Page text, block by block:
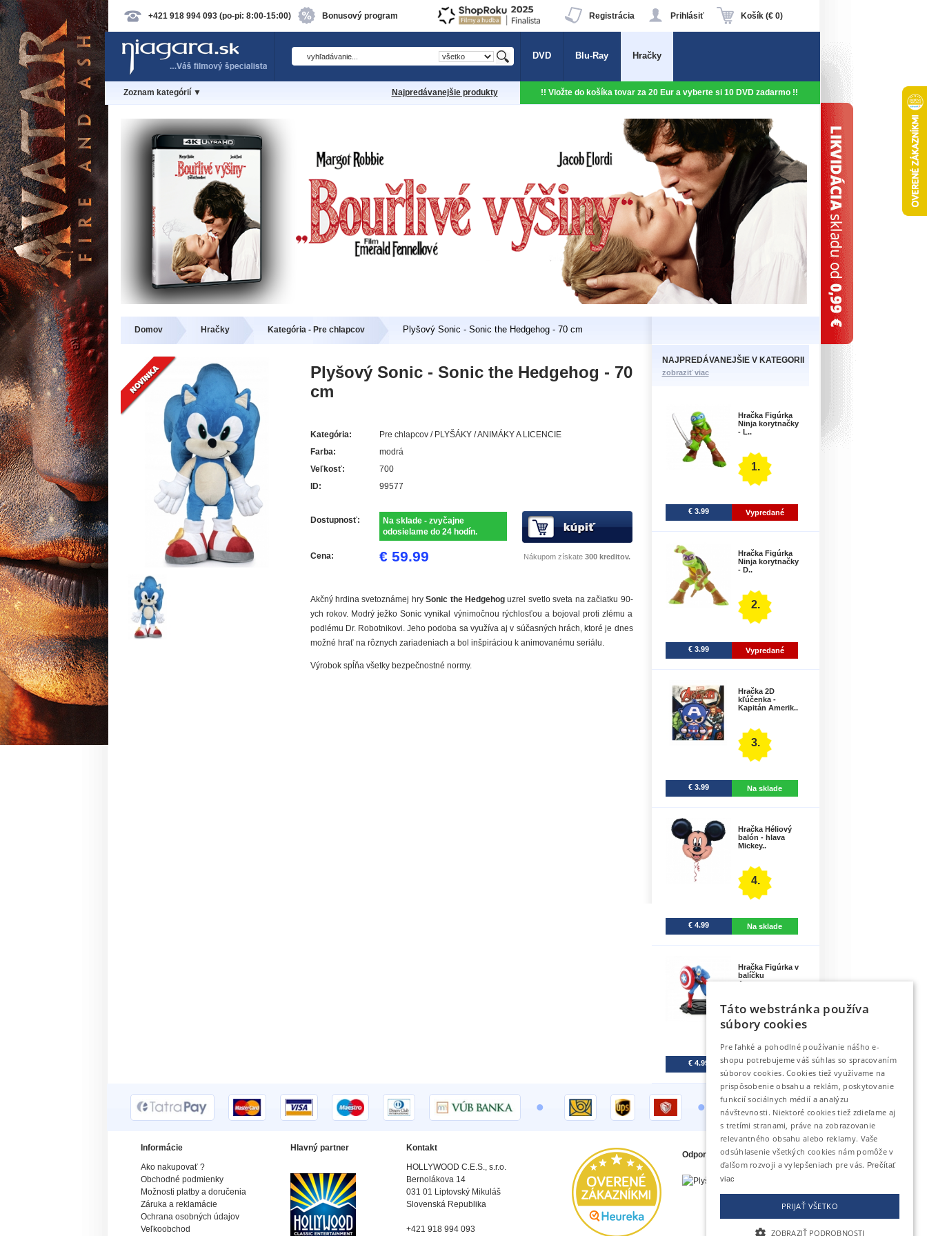
+421 918 994 093 (po-pi: 8:00-15:00) Bonusový program Košík (€ 0)
Prihlásiť
Registrácia
DVD Blu-Ray Hračky
Zoznam kategórií ▼ Najpredávanejšie produkty !! Vložte do košíka tovar za 20 Eur a vyberte si 10 DVD zadarmo !!
Domov Hračky Kategória - Pre chlapcov Plyšový Sonic - Sonic the Hedgehog - 70 cm
Plyšový Sonic - Sonic the Hedgehog - 70
cm
Kategória:
Pre chlapcov / PLYŠÁKY / ANIMÁKY A LICENCIE
Farba:
modrá
Veľkosť:
700
ID:
99577
Dostupnosť:
Na sklade - zvyčajne
odosielame do 24 hodín.
Cena: € 59.99 Nákupom získate 300 kreditov.
Akčný hrdina svetoznámej hrySonic the Hedgehog uzrel svetlo sveta na začiatku 90-
ych rokov. Modrý ježko Sonic vynikal výnimočnou rýchlosťou a bojoval proti zlému a
podlému Dr. Robotnikovi. Jeho podoba sa využíva aj v súčasných hrách, ktoré je dnes
možné hrať na rôznych zariadeniach a bol inšpiráciou k animovanému seriálu.
Výrobok spĺňa všetky bezpečnostné normy.
NAJPREDÁVANEJŠIE V KATEGORII
zobraziť viac
Hračka Figúrka
Ninja korytnačky
- L..
1.
€ 3.99 Vypredané
Hračka Figúrka
Ninja korytnačky
- D..
2.
€ 3.99 Vypredané
Hračka 2D
kľúčenka -
Kapitán Amerik..
3.
€ 3.99 Na sklade
Hračka Héliový
balón - hlava
Mickey..
4.
€ 4.99 Na sklade
Hračka Figúrka v
balíčku
Avengers -..
€ 4.99 Na sklade
• •
Informácie
Ako nakupovať ?
Obchodné podmienky
Možnosti platby a doručenia
Záruka a reklamácie
Ochrana osobných údajov
Veľkoobchod
Hlavný partner
Kontakt
HOLLYWOOD C.E.S., s.r.o.
Bernolákova 14
031 01 Liptovský Mikuláš
Slovenská Republika
+421 918 994 093
Odporúčame tiež
Táto webstránka používa
súbory cookies
Pre ľahké a pohodlné používanie nášho e-
shopu potrebujeme váš súhlas so spracovaním
súborov cookies. Cookies tiež využívame na
prispôsobenie obsahu a reklám, poskytovanie
funkcií sociálnych médií a analýzu
návštevnosti. Niektoré cookies tiež zdieľame aj
s tretími stranami, práve na zobrazovanie
relevantného obsahu alebo reklamy. Vaše
odsúhlasenie všetkých cookies nám pomôže v
ďalšom rozvoji a vylepšeniach pre vás. Prečítať
viac
PRIJAŤ VŠETKO
ZOBRAZIŤ PODROBNOSTI